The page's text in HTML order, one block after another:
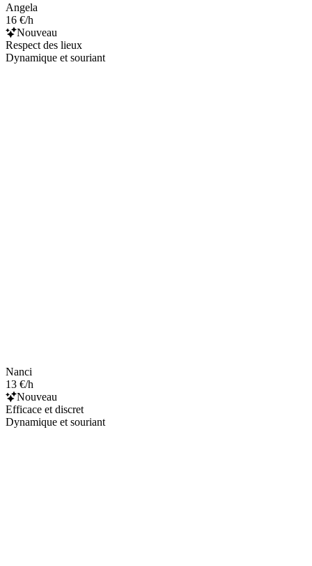
Angela
16 €/h
Nouveau
Respect des lieux
Dynamique et souriant
Nanci
13 €/h
Nouveau
Efficace et discret
Dynamique et souriant